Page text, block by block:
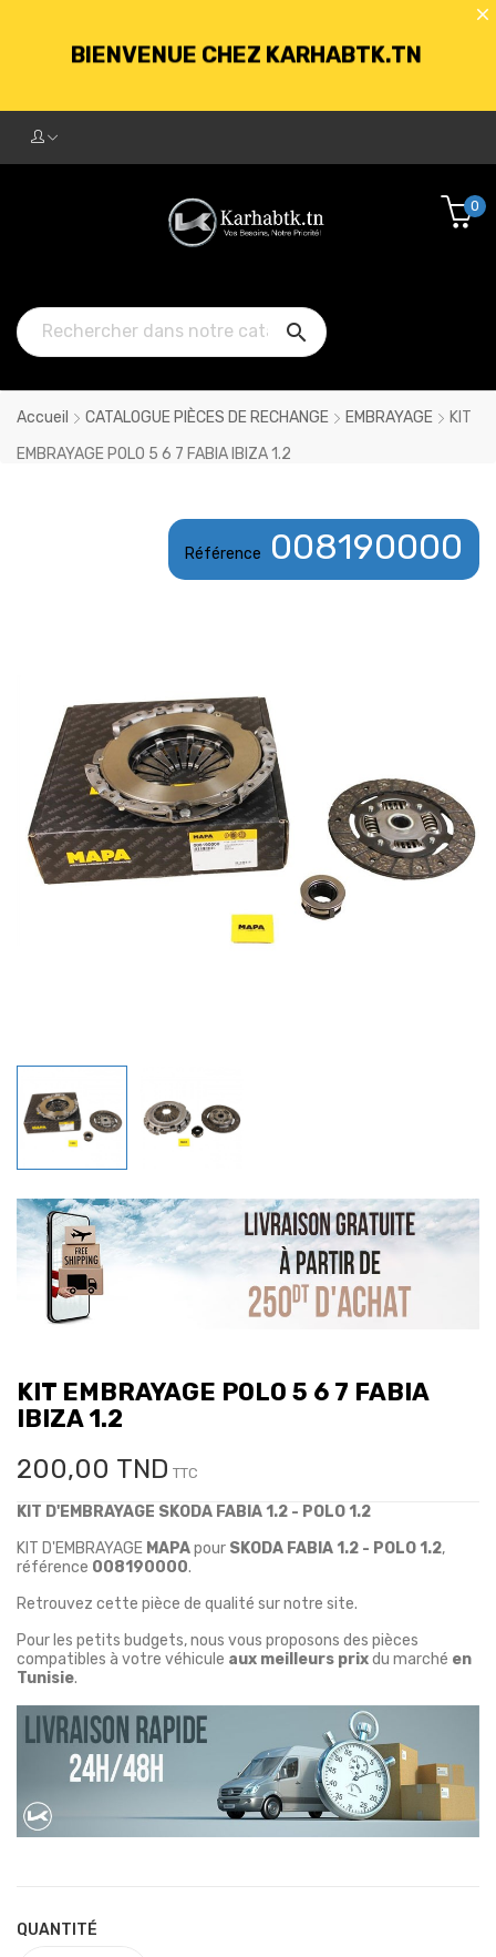
BIENVENUE CHEZ KARHABTK.TN
250DT D'ACHATS

0
Accueil CATALOGUE PIÈCES DE RECHANGE EMBRAYAGE
KIT
EMBRAYAGE POLO 5 6 7 FABIA IBIZA 1.2
Référence 008190000
KIT EMBRAYAGE POLO 5 6 7 FABIA
IBIZA 1.2
200,00 TND TTC
KIT D'EMBRAYAGE SKODA FABIA 1.2 - POLO 1.2
KIT D'EMBRAYAGE MAPApour SKODA FABIA 1.2 - POLO 1.2,
référence 008190000.
Retrouvez cette pièce de qualité sur notre site.
Pour les petits budgets, nous vous proposons des pièces
compatibles à votre véhicule aux meilleurs prixdu marché en
Tunisie.
QUANTITÉ